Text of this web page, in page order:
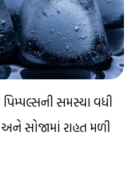
સમસ્યા વધી
સોજામાં રાહત મળી